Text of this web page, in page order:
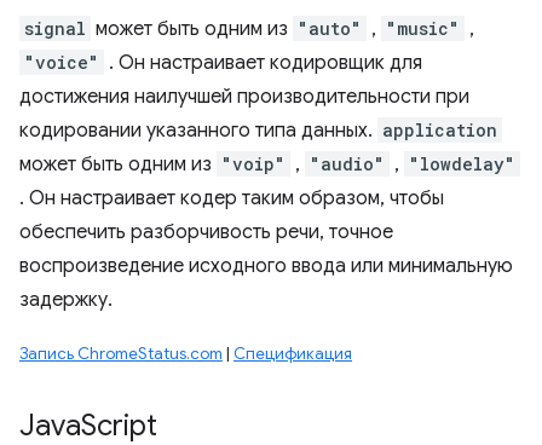
signal может быть одним из "auto" , "music" ,
"voice"
. Он настраивает кодировщик для
достижения наилучшей производительности при
кодировании указанного типа данных. application
может быть одним из "voip" , "audio" , "lowdelay"
. Он настраивает кодер таким образом, чтобы
обеспечить разборчивость речи, точное
воспроизведение исходного ввода или минимальную
задержку.
Запись ChromeStatus.com | Спецификация
JavaScript